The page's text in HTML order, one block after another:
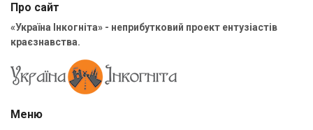
Про сайт
«Україна Інкогніта» - неприбутковий проект ентузіастів
краєзнавства.
Меню